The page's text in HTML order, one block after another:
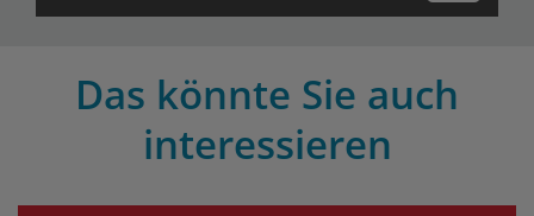
Das könnte Sie auch
interessieren